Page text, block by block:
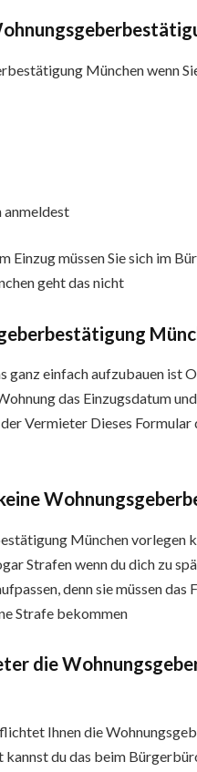
München wenn
anmeldest
Einzug müssen Sie sich im
geht das nicht
ganz einfach aufzubauen ist
das Einzugsdatum
Vermieter Dieses
München vorlegen
Strafen wenn du dich zu
denn sie müssen
Strafe bekommen
die
Ihnen die
kannst du das beim